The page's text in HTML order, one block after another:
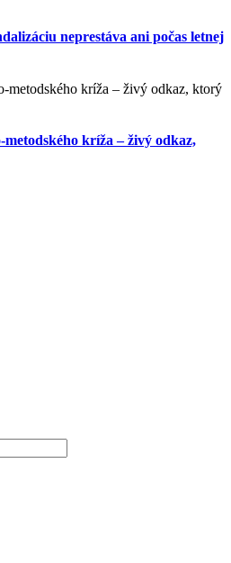
neprestáva ani počas letnej
kríža – živý odkaz,